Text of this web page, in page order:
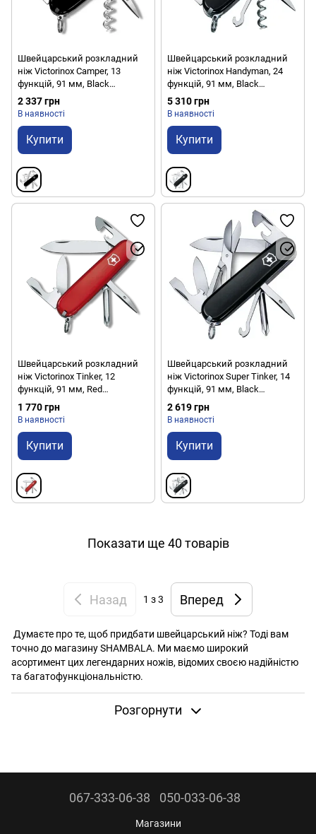
Швейцарський розкладний
ніж Victorinox Camper, 13
функцій, 91 мм, Black
(VKXV.13613.3)
2 337 грн
В наявності
Купити
Швейцарський розкладний
ніж Victorinox Handyman, 24
функцій, 91 мм, Black
(VKXV.13773.3)
5 310 грн
В наявності
Купити
Швейцарський розкладний
ніж Victorinox Tinker, 12
функцій, 91 мм, Red
(VKXV.14603)
1 770 грн
В наявності
Купити
Швейцарський розкладний
ніж Victorinox Super Tinker, 14
функцій, 91 мм, Black
(VKXV.14703.3)
2 619 грн
В наявності
Купити
Показати ще 40 товарів
Назад 1 з 3 Вперед
Думаєте про те, щоб придбати швейцарський ніж? Тоді вам
точно до магазину SHAMBALA. Ми маємо широкий
асортимент цих легендарних ножів, відомих своєю надійністю
та багатофункціональністю.
Чому швейцарський ніж — ідеальний вибір?
твоїм найкращим другом.
Розгорнути
067-333-06-38 050-033-06-38
Магазини